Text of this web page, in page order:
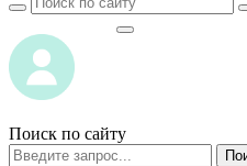
Поиск по сайту